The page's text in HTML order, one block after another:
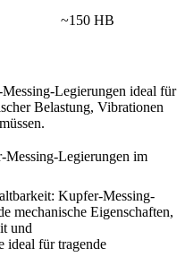
~150 HB
Legierungen ideal für
Belastung, Vibrationen
Legierungen im
Kupfer-Messing-
mechanische Eigenschaften,
und
ideal für tragende